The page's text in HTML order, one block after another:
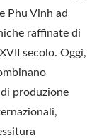
Phu Vinh ad
raffinate di
secolo. Oggi,
produzione